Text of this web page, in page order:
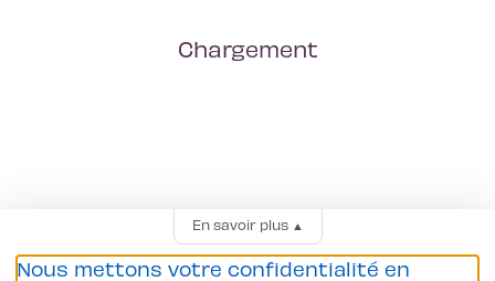
Chargement
En savoir plus▲
Nous mettons votre confidentialité en